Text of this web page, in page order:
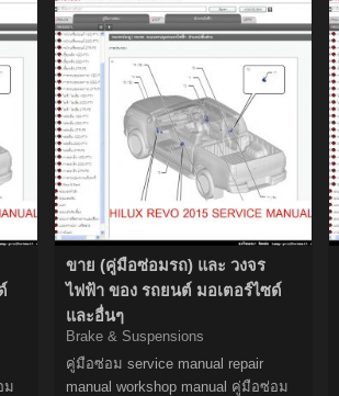
ม
ขาย (คู่มือซ่อมรถ) และ วงจร
ไฟฟ้า ของ รถยนต์ มอเตอร์ไซด์
และอื่นๆ
Brake & Suspensions
คู่มือซ่อม service manual repair
manual workshop manual คู่มือซ่อม